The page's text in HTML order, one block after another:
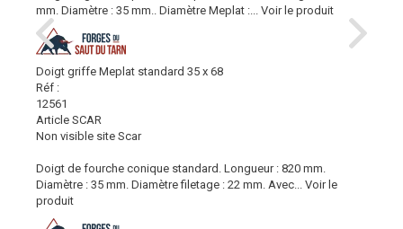
mm. Diamètre : 35 mm.. Diamètre Meplat :...
Voir le produit
Doigt griffe Meplat standard 35 x 68
Réf :
12561
Article SCAR
Non visible site Scar
Doigt de fourche conique standard. Longueur : 820 mm.
Diamètre : 35 mm. Diamètre filetage : 22 mm. Avec...
Voir le
produit